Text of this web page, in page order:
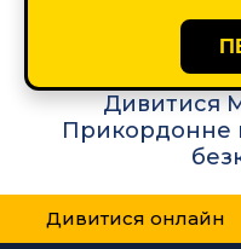
Дивитися
Прикордонне
Дивитися онлайн